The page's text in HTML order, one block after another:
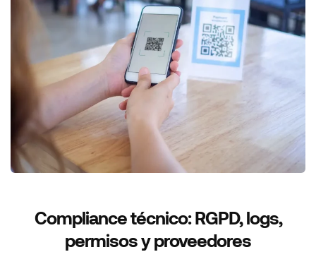
Compliance técnico: RGPD, logs,
permisos y proveedores